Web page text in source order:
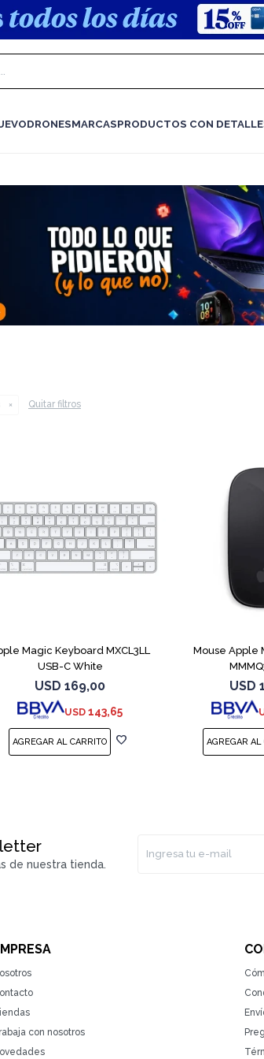
DRONESMARCASPRODUCTOS CON
Quitar filtros
Magic Keyboard MXCL3LL
USB-C White
USD 169,00
USD 143,65
Mouse Apple
USD
de nuestra tienda.
con nosotros